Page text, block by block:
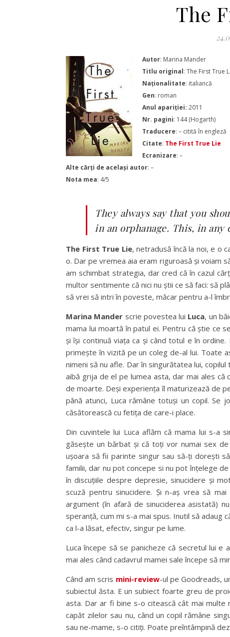
The
Autor: Marina Mander
Titlu original: The First True
Naționalitate: italiancă
Gen: roman
Anul apariției: 2011
Nr. pagini: 144 (Hogarth)
Traducere: – citită în engleză
Citate: The First True Lie
Ecranizare: –
Alte cărți de același autor: –
Nota mea: 4/5
They always say that you
in an orphanage. This, in
The First True Lie, netradusă încă la noi, e o
o. Dar pe vremea aia eram riguroasă și voiam
am schimbat strategia, dar cred că în cazul
multor sentimente că nici nu știi ce să faci: să
să vrei să intri în poveste, măcar pentru a-l
Marina Mander scrie povestea lui Luca, un
mama lui moartă în patul ei. Pentru că știe ce
și își continuă viața ca și când totul e în
primește în vizită pe un coleg de-al lui. Toate
nimeni să nu afle. Dar în singurătatea lui,
aibă grija de el pe lumea asta, dar mai ales că
de moarte. Deși experiența îl maturizează de
până atunci, Luca rămâne totuși un copil. Se
căsătorească cu fetița de care-i place.
Din cuvintele lui Luca aflăm că mama lui s-a
găsește un bărbat și că toți vor numai sex
ușoara să fii parinte singur sau să-ți dorești
familii, dar nu pot concepe si nu pot înțelege
în discuțiile despre depresie, sinucidere și
scuză pentru sinucidere. Și n-aș vrea să
argument (în afară de sinuciderea asistată)
speranță, cum mi s-a mai spus. Inutil să adaug
ca l-a lăsat, efectiv, singur pe lume.
Luca începe să se panicheze că secretul lui e
mai ales când cadavrul mamei sale începe să
Când am scris mini-review-ul pe Goodreads,
subiectul ăsta. E un subiect foarte greu de
asta. Dar ar fi bine s-o citească cât mai multe
capăt zilelor sau nu, când un copil rămâne
sau ne-mame, s-o citiți. Poate preîntâmpină